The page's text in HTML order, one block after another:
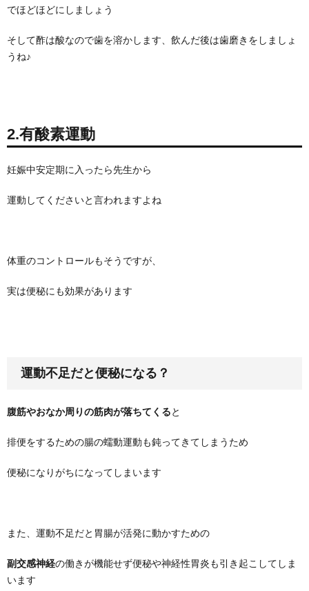
でほどほどにしましょう
そして酢は酸なので歯を溶かします、飲んだ後は歯磨きをしましょ
うね♪
2.有酸素運動
妊娠中安定期に入ったら先生から
運動してくださいと言われますよね
体重のコントロールもそうですが、
実は便秘にも効果があります
運動不足だと便秘になる？
腹筋やおなか周りの筋肉が落ちてくると
排便をするための腸の蠕動運動も鈍ってきてしまうため
便秘になりがちになってしまいます
また、運動不足だと胃腸が活発に動かすための
副交感神経の働きが機能せず便秘や神経性胃炎も引き起こしてしま
います